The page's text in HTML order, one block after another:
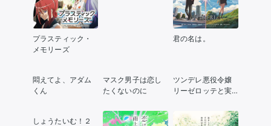
プラスティック・
メモリーズ
君の名は。
悶えてよ、アダム
くん
マスク男子は恋し
たくないのに
ツンデレ悪役令嬢
リーゼロッテと実
しょうたいむ！２